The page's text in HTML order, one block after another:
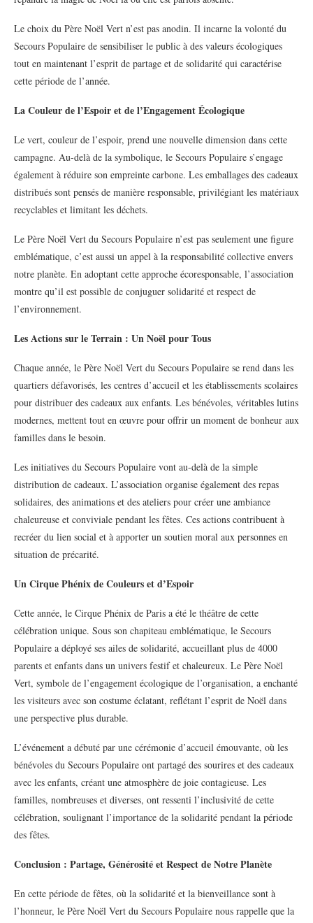
Le choix du Père Noël Vert n’est pas anodin. Il incarne la volonté du
Secours Populaire de sensibiliser le public à des valeurs écologiques
tout en maintenant l’esprit de partage et de solidarité qui caractérise
cette période de l’année.
La Couleur de l’Espoir et de l’Engagement Écologique
Le vert, couleur de l’espoir, prend une nouvelle dimension dans cette
campagne. Au-delà de la symbolique, le Secours Populaire s’engage
également à réduire son empreinte carbone. Les emballages des cadeaux
distribués sont pensés de manière responsable, privilégiant les matériaux
recyclables et limitant les déchets.
Le Père Noël Vert du Secours Populaire n’est pas seulement une figure
emblématique, c’est aussi un appel à la responsabilité collective envers
notre planète. En adoptant cette approche écoresponsable, l’association
montre qu’il est possible de conjuguer solidarité et respect de
l’environnement.
Les Actions sur le Terrain : Un Noël pour Tous
Chaque année, le Père Noël Vert du Secours Populaire se rend dans les
quartiers défavorisés, les centres d’accueil et les établissements scolaires
pour distribuer des cadeaux aux enfants. Les bénévoles, véritables lutins
modernes, mettent tout en œuvre pour offrir un moment de bonheur aux
familles dans le besoin.
Les initiatives du Secours Populaire vont au-delà de la simple
distribution de cadeaux. L’association organise également des repas
solidaires, des animations et des ateliers pour créer une ambiance
chaleureuse et conviviale pendant les fêtes. Ces actions contribuent à
recréer du lien social et à apporter un soutien moral aux personnes en
situation de précarité.
Un Cirque Phénix de Couleurs et d’Espoir
Cette année, le Cirque Phénix de Paris a été le théâtre de cette
célébration unique. Sous son chapiteau emblématique, le Secours
Populaire a déployé ses ailes de solidarité, accueillant plus de 4000
parents et enfants dans un univers festif et chaleureux. Le Père Noël
Vert, symbole de l’engagement écologique de l’organisation, a enchanté
les visiteurs avec son costume éclatant, reflétant l’esprit de Noël dans
une perspective plus durable.
L’événement a débuté par une cérémonie d’accueil émouvante, où les
bénévoles du Secours Populaire ont partagé des sourires et des cadeaux
avec les enfants, créant une atmosphère de joie contagieuse. Les
familles, nombreuses et diverses, ont ressenti l’inclusivité de cette
célébration, soulignant l’importance de la solidarité pendant la période
des fêtes.
Conclusion : Partage, Générosité et Respect de Notre Planète
En cette période de fêtes, où la solidarité et la bienveillance sont à
l’honneur, le Père Noël Vert du Secours Populaire nous rappelle que la